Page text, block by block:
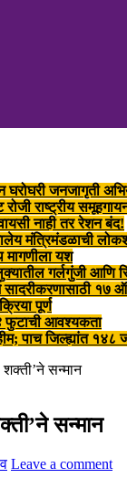
घरोघरी जनजागृती
राष्ट्रीय समूहगायन
नाही तर रेशन बंद!
मंत्रिमंडळाची
मागणीला यश
गर्लगुंजी आणि
१७
पूर्ण
फुटाची आवश्यकता
पाच जिल्ह्यांत १४८
शक्ती’ने सन्मान
सन्मान
Leave a comment